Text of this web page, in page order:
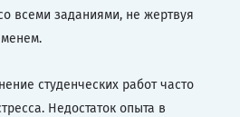
всеми заданиями, не жертвуя
студенческих работ часто
Недостаток опыта в